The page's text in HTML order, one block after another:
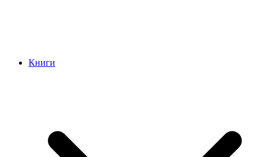
Книги